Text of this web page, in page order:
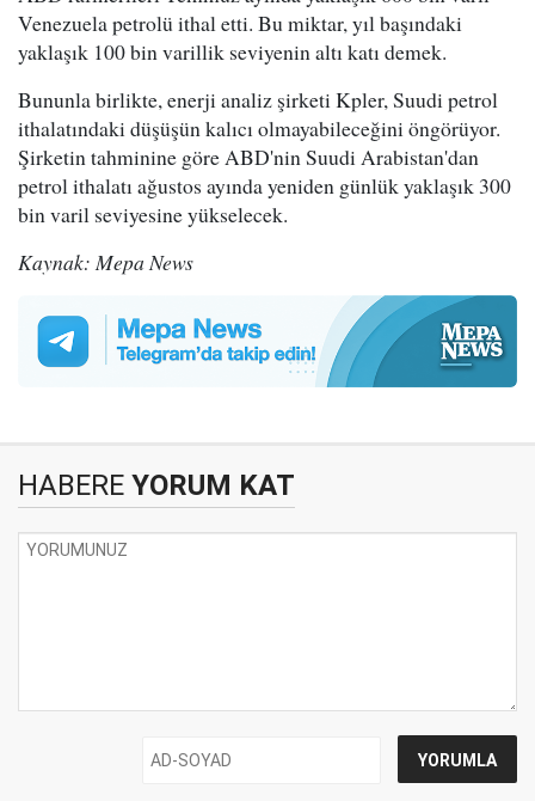
Venezuela petrolü ithal etti. Bu miktar, yıl başındaki
yaklaşık 100 bin varillik seviyenin altı katı demek.
Bununla birlikte, enerji analiz şirketi Kpler, Suudi petrol
ithalatındaki düşüşün kalıcı olmayabileceğini öngörüyor.
Şirketin tahminine göre ABD'nin Suudi Arabistan'dan
petrol ithalatı ağustos ayında yeniden günlük yaklaşık 300
bin varil seviyesine yükselecek.
Kaynak: Mepa News
HABERE YORUM KAT